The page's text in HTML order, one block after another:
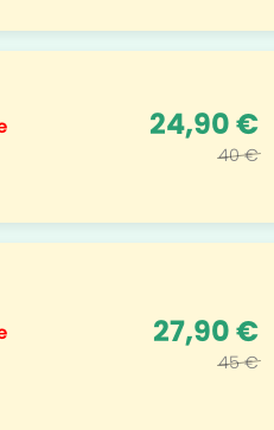
24,90 €
40 €
27,90 €
45 €